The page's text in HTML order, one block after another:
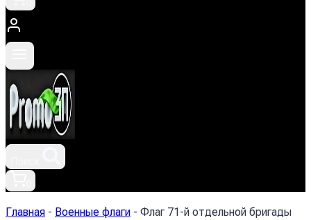
Главная - Военные флаги - Флаг 71-й отдельной бригады